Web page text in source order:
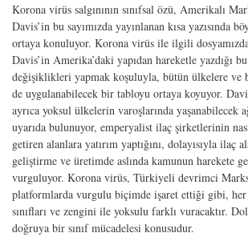
Korona virüs salgınının sınıfsal özü, Amerikalı
Davis’in bu sayımızda yayınlanan kısa yazısında
ortaya konuluyor. Korona virüs ile ilgili dosyamızda
Davis’in Amerika’daki yapıdan hareketle yazdığı
değişiklikleri yapmak koşuluyla, bütün ülkelere ve
de uygulanabilecek bir tabloyu ortaya koyuyor. Davis
ayrıca yoksul ülkelerin varoşlarında yaşanabilecek
uyarıda bulunuyor, emperyalist ilaç şirketlerinin
getiren alanlara yatırım yaptığını, dolayısıyla ilaç
geliştirme ve üretimde aslında kamunun harekete
vurguluyor. Korona virüs, Türkiyeli devrimci
platformlarda vurgulu biçimde işaret ettiği gibi,
sınıfları ve zengini ile yoksulu farklı vuracaktır.
doğruya bir sınıf mücadelesi konusudur.